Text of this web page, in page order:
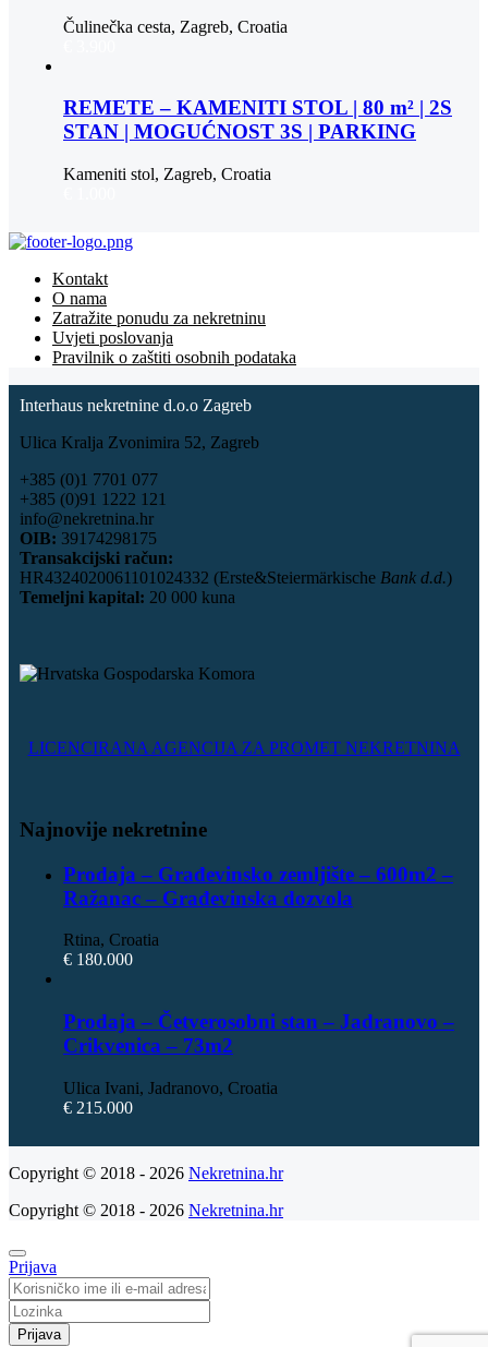
Čulinečka cesta, Zagreb, Croatia
REMETE – KAMENITI STOL | 80 m² | 2S
STAN | MOGUĆNOST 3S | PARKING
Kameniti stol, Zagreb, Croatia
Kontakt
O nama
Zatražite ponudu za nekretninu
Uvjeti poslovanja
Pravilnik o zaštiti osobnih podataka
Interhaus nekretnine d.o.o Zagreb
Ulica Kralja Zvonimira 52, Zagreb
+385 (0)1 7701 077
+385 (0)91 1222 121
info@nekretnina.hr
OIB: 39174298175
Transakcijski račun:
HR4324020061101024332 (Erste&Steiermärkische Bank d.d.)
Temeljni kapital: 20 000 kuna
LICENCIRANA AGENCIJA ZA PROMET NEKRETNINA
Najnovije nekretnine
Prodaja – Građevinsko zemljište – 600m2 –
Ražanac – Građevinska dozvola
Rtina, Croatia
€ 180.000
Prodaja – Četverosobni stan – Jadranovo –
Crikvenica – 73m2
Ulica Ivani, Jadranovo, Croatia
€ 215.000
Copyright © 2018 - 2026 Nekretnina.hr
Copyright © 2018 - 2026 Nekretnina.hr
Prijava
Prijava